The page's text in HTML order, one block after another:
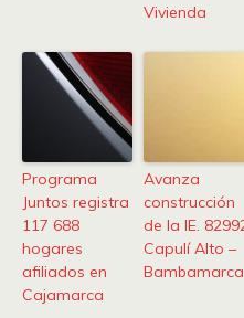
Vivienda
Programa
Juntos registra
117 688
hogares
afiliados en
Cajamarca
Avanza
construcción
de la IE.
Capulí Alto –
Bambamarca